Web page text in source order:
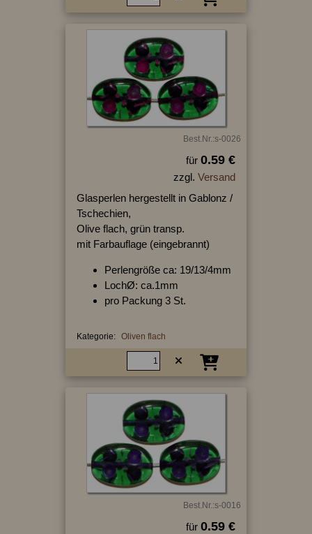
Best.Nr.:s-0026
für 0.59 €
zzgl. Versand
Glasperlen hergestellt in Gablonz /
Tschechien,
Olive flach, grün transp.
mit Farbauflage (eingebrannt)
Perlengröße ca: 19/13/4mm
LochØ: ca.1mm
pro Packung 3 St.
Kategorie: Oliven flach
Best.Nr.:s-0016
für 0.59 €